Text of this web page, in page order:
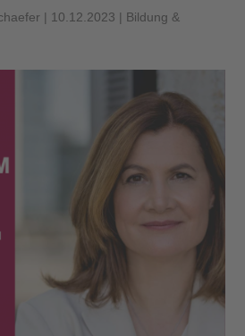
| 10.12.2023 | Bildung &